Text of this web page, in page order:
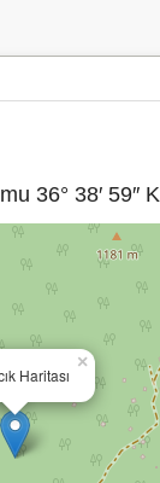
36° 38′ 59″
Haritası
×